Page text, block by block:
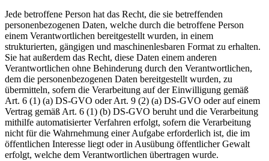
Jede betroffene Person hat das Recht, die sie betreffenden
personenbezogenen Daten, welche durch die betroffene Person
einem Verantwortlichen bereitgestellt wurden, in einem
strukturierten, gängigen und maschinenlesbaren Format zu erhalten.
Sie hat außerdem das Recht, diese Daten einem anderen
Verantwortlichen ohne Behinderung durch den Verantwortlichen,
dem die personenbezogenen Daten bereitgestellt wurden, zu
übermitteln, sofern die Verarbeitung auf der Einwilligung gemäß
Art. 6 (1) (a) DS-GVO oder Art. 9 (2) (a) DS-GVO oder auf einem
Vertrag gemäß Art. 6 (1) (b) DS-GVO beruht und die Verarbeitung
mithilfe automatisierter Verfahren erfolgt, sofern die Verarbeitung
nicht für die Wahrnehmung einer Aufgabe erforderlich ist, die im
öffentlichen Interesse liegt oder in Ausübung öffentlicher Gewalt
erfolgt, welche dem Verantwortlichen übertragen wurde.